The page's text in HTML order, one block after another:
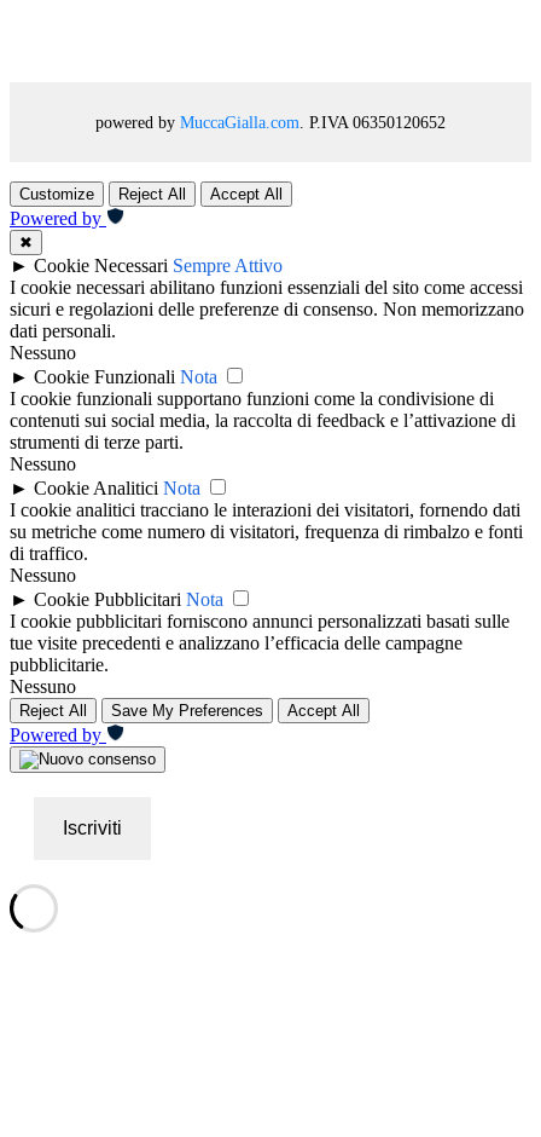
powered by MuccaGialla.com . P.IVA 06350120652
Customize Reject All Accept All
Powered by
✖
► Cookie Necessari Sempre Attivo
I cookie necessari abilitano funzioni essenziali del sito come accessi
sicuri e regolazioni delle preferenze di consenso. Non memorizzano
dati personali.
Nessuno
► Cookie Funzionali Nota
I cookie funzionali supportano funzioni come la condivisione di
contenuti sui social media, la raccolta di feedback e l’attivazione di
strumenti di terze parti.
Nessuno
► Cookie Analitici Nota
I cookie analitici tracciano le interazioni dei visitatori, fornendo dati
su metriche come numero di visitatori, frequenza di rimbalzo e fonti
di traffico.
Nessuno
► Cookie Pubblicitari Nota
I cookie pubblicitari forniscono annunci personalizzati basati sulle
tue visite precedenti e analizzano l’efficacia delle campagne
pubblicitarie.
Nessuno
Reject All Save My Preferences Accept All
Powered by
Iscriviti